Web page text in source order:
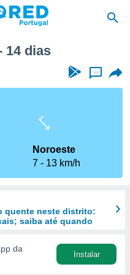
14 dias
...
Noroeste
7
13 km/h
quente neste distrito:
saiba até quando
da
Instalar